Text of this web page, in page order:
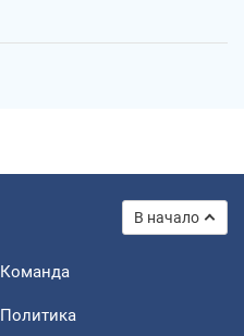
В начало
Команда
Политика